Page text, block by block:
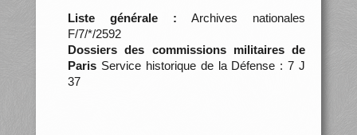
Liste générale : Archives nationales
F/7/*/2592
Dossiers des commissions militaires de
ParisService historique de la Défense : 7 J
37